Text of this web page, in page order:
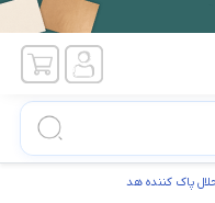
پاک کننده هد